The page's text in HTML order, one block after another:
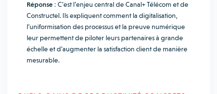
Réponse : C’est l’enjeu central de Canal+ Télécom et de
Constructel. Ils expliquent comment la digitalisation,
l’uniformisation des processus et la preuve numérique
leur permettent de piloter leurs partenaires à grande
échelle et d’augmenter la satisfaction client de manière
mesurable.